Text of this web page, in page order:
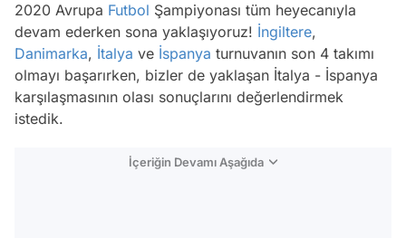
2020 Avrupa Futbol Şampiyonası tüm heyecanıyla
devam ederken sona yaklaşıyoruz! İngiltere,
Danimarka, İtalya ve İspanya turnuvanın son 4 takımı
olmayı başarırken, bizler de yaklaşan İtalya - İspanya
karşılaşmasının olası sonuçlarını değerlendirmek
istedik.
İçeriğin Devamı Aşağıda